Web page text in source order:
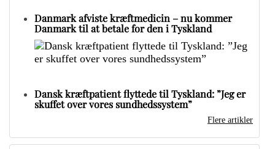
Danmark afviste kræftmedicin – nu kommer
Danmark til at betale for den i Tyskland
Dansk kræftpatient flyttede til Tyskland: ”Jeg er
skuffet over vores sundhedssystem”
Flere artikler